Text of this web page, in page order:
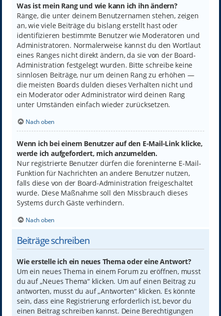
Was ist mein Rang und wie kann ich ihn ändern?
Ränge, die unter deinem Benutzernamen stehen, zeigen
an, wie viele Beiträge du bislang erstellt hast oder
identifizieren bestimmte Benutzer wie Moderatoren und
Administratoren. Normalerweise kannst du den Wortlaut
eines Ranges nicht direkt ändern, da sie von der Board-
Administration festgelegt wurden. Bitte schreibe keine
sinnlosen Beiträge, nur um deinen Rang zu erhöhen —
die meisten Boards dulden dieses Verhalten nicht und
ein Moderator oder Administrator wird deinen Rang
unter Umständen einfach wieder zurücksetzen.
Nach oben
Wenn ich bei einem Benutzer auf den E-Mail-Link klicke,
werde ich aufgefordert, mich anzumelden.
Nur registrierte Benutzer dürfen die foreninterne E-Mail-
Funktion für Nachrichten an andere Benutzer nutzen,
falls diese von der Board-Administration freigeschaltet
wurde. Diese Maßnahme soll den Missbrauch dieses
Systems durch Gäste verhindern.
Nach oben
Beiträge schreiben
Wie erstelle ich ein neues Thema oder eine Antwort?
Um ein neues Thema in einem Forum zu eröffnen, musst
du auf „Neues Thema“ klicken. Um auf einen Beitrag zu
antworten, musst du auf „Antworten“ klicken. Es könnte
sein, dass eine Registrierung erforderlich ist, bevor du
einen Beitrag schreiben kannst. Deine Berechtigungen